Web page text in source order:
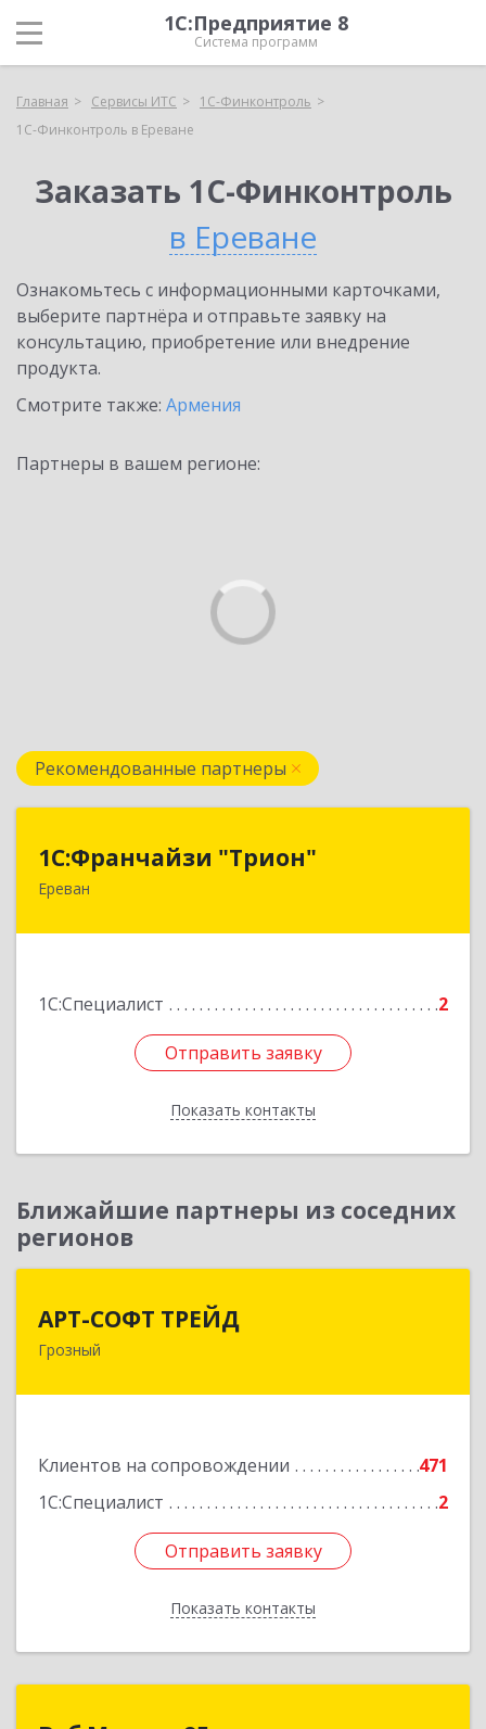
1С:Предприятие 8
Система программ
Главная Сервисы ИТС
1С-Финконтроль
1С-Финконтроль в Ереване
Заказать 1С-Финконтроль
в Ереване
Ознакомьтесь с информационными карточками,
выберите партнёра и отправьте заявку на
консультацию, приобретение или внедрение
продукта.
Смотрите также: Армения
Партнеры в вашем регионе:
Рекомендованные партнеры
1С:Франчайзи "Трион"
Ереван
1С:Специалист 2
Отправить заявку
Показать контакты
1С:Франчайзи "Трион"
Армения, Ереван, ул. Наири Заряна 73/1, 2 этаж
Отправить заявку
Назад
Ближайшие партнеры из соседних
регионов
АРТ-СОФТ ТРЕЙД
Грозный
Клиентов на сопровождении
471
1С:Специалист
2
Отправить заявку
Показать контакты
364013, Чеченская Респ, Грозный г, Полярников
Отправить заявку
Назад